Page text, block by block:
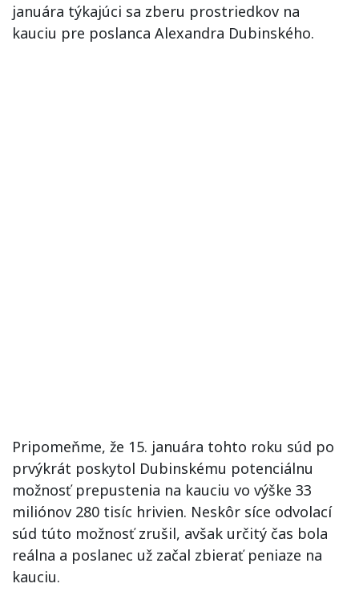
januára týkajúci sa zberu prostriedkov na
kauciu pre poslanca Alexandra Dubinského.
Pripomeňme, že 15. januára tohto roku súd po
prvýkrát poskytol Dubinskému potenciálnu
možnosť prepustenia na kauciu vo výške 33
miliónov 280 tisíc hrivien. Neskôr síce odvolací
súd túto možnosť zrušil, avšak určitý čas bola
reálna a poslanec už začal zbierať peniaze na
kauciu.